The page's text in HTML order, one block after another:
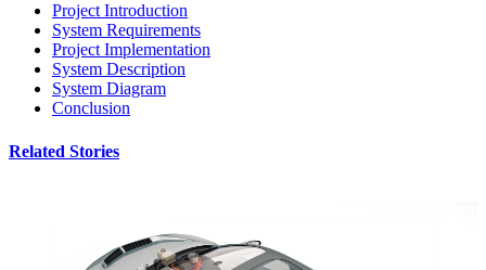
Project Introduction
System Requirements
Project Implementation
System Description
System Diagram
Conclusion
Related Stories